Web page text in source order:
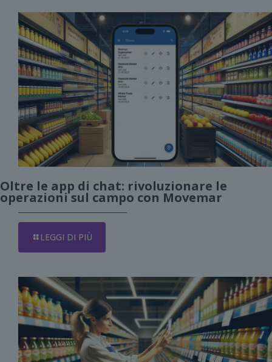
Oltre le app di chat: rivoluzionare le
operazioni sul campo con Movemar
LEGGI DI PIÙ